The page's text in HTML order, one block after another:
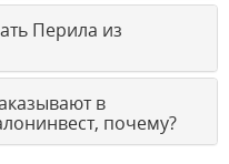
Перила из
в
почему?